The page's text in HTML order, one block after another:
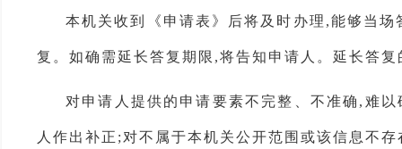
本机关收到《申请表》后将及时办理,能够当
复。如确需延长答复期限,将告知申请人。延长答
对申请人提供的申请要素不完整、不准确,难
人作出补正;对不属于本机关公开范围或该信息不